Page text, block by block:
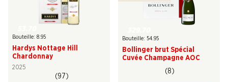
Bouteille: 8.95
Hardys Nottage Hill
Chardonnay
2025
(97)
Bouteille: 54.95
Bollinger brut Spécial
Cuvée Champagne AOC
(8)